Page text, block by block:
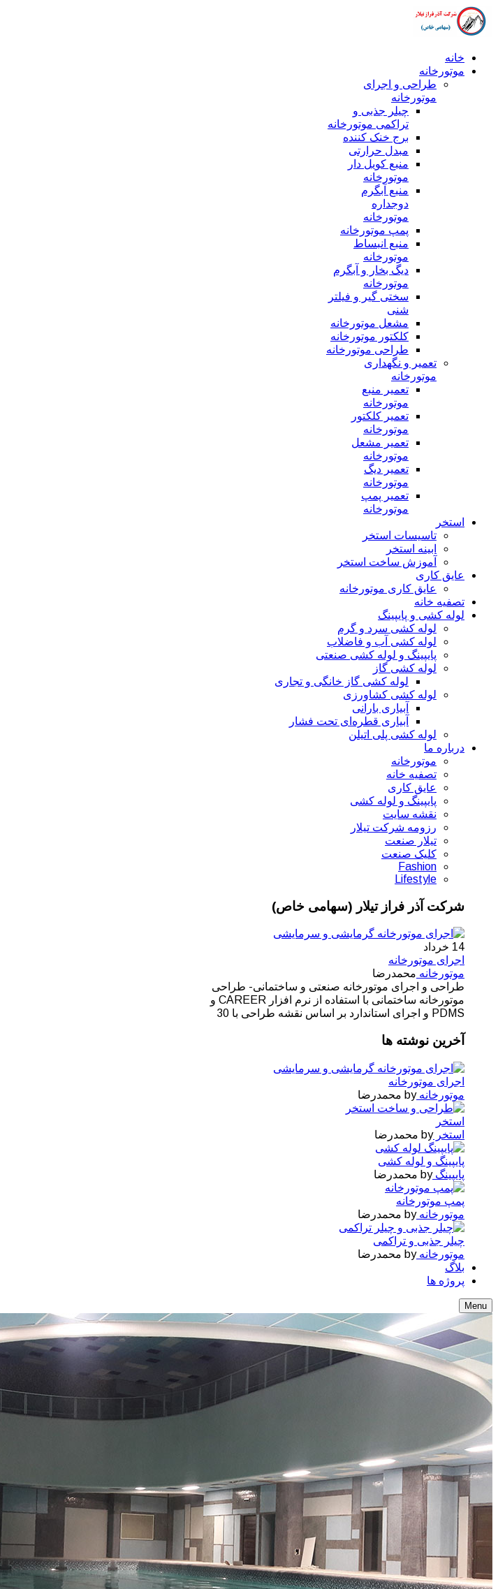
خانه
موتورخانه
طراحی و اجرای
موتورخانه
چیلر جذبی و
تراکمی موتورخانه
برج خنک کننده
مبدل حرارتی
منبع کویل دار
موتورخانه
منبع آبگرم
دوجداره
موتورخانه
پمپ موتورخانه
منبع انبساط
موتورخانه
دیگ بخار و آبگرم
موتورخانه
سختی گیر و فیلتر
شنی
مشعل موتورخانه
کلکتور موتورخانه
طراحی موتورخانه
تعمیر و نگهداری
موتورخانه
تعمیر منبع
موتورخانه
تعمیر کلکتور
موتورخانه
تعمیر مشعل
موتورخانه
تعمیر دیگ
موتورخانه
تعمیر پمپ
موتورخانه
استخر
تاسیسات استخر
ابینه استخر
آموزش ساخت استخر
عایق کاری
عایق کاری موتورخانه
تصفیه خانه
لوله کشی و پایپینگ
لوله کشی سرد و گرم
لوله کشی آب و فاضلاب
پایپینگ و لوله کشی صنعتی
لوله کشی گاز
لوله کشی گاز خانگی و تجاری
لوله کشی کشاورزی
آبیاری بارانی
آبیاری قطره‌ای تحت فشار
لوله کشی پلی اتیلن
درباره ما
موتورخانه
تصفیه خانه
عایق کاری
پایپینگ و لوله کشی
نقشه سایت
رزومه شرکت تیلار
تیلار صنعت
کلیک صنعت
Fashion
Lifestyle
شرکت آذر فراز تیلار (سهامی خاص)
14 خرداد
اجرای موتورخانه
موتورخانه محمدرضا
طراحی و اجرای موتورخانه صنعتی و ساختمانی- طراحی
موتورخانه ساختمانی با استفاده از نرم افزار CAREER و
PDMS و اجرای استاندارد بر اساس نقشه طراحی با 30
آخرین نوشته ها
اجرای موتورخانه
موتورخانهby محمدرضا
استخر
استخرby محمدرضا
پایپینگ و لوله کشی
پایپینگby محمدرضا
پمپ موتورخانه
موتورخانهby محمدرضا
چیلر جذبی و تراکمی
موتورخانهby محمدرضا
بلاگ
پروژه ها
Menu